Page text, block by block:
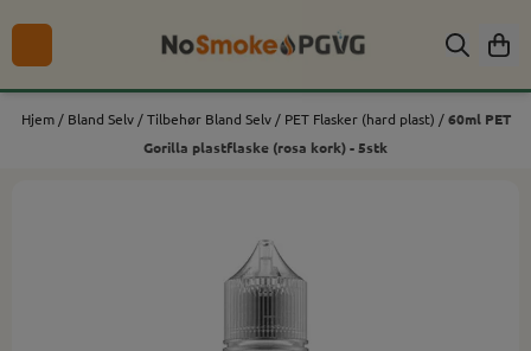
Hopp til innhold
Hjem / Bland Selv /Tilbehør Bland Selv / PET Flasker (hard plast) /60ml PET
Gorilla plastflaske (rosa kork) - 5stk